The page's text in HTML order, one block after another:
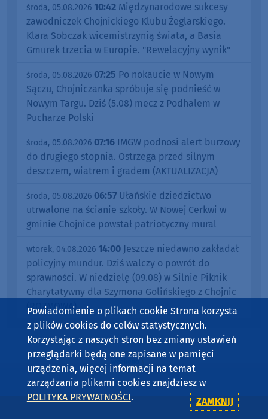
środa, 05.08.2026 10:42 Międzynarodowe sukcesy
zawodniczek Chojnickiego Klubu Żeglarskiego.
Klara Sobczak wicemistrzynią świata, a Basia
Gmurek trzecia w Europie. "Rewelacyjny wynik"
środa, 05.08.2026 07:25 Po nokaucie w Nowym
Sączu, Chojniczanka spróbuje się podnieść w
Nowym Targu. Dziś (5.08) mecz z Podhalem w
Pucharze Polski
środa, 05.08.2026 07:16 IMGW podnosi alert burzowy
do drugiego stopnia. Ostrzega przed silnym
deszczem, wiatrem i gradem (AKTUALIZACJA)
środa, 05.08.2026 06:57 Ułańskie dziedzictwo
utrwalone na ścianie szkoły. W Nowej Cerkwi w
gminie Chojnice powstał patriotyczny mural
wtorek, 04.08.2026 14:00 Jeszcze niedawno zakładał
policyjny mundur. Dziś walczy o powrót do
sprawności. W niedzielę (09.08) w Silnie Piknik
Charytatywny dla Szymona Golińskiego z Chojnic
(ROZMOWA)
WIADOMOŚCI
Powiadomienie o plikach cookie Strona korzysta
z plików cookies do celów statystycznych.
Korzystając z naszych stron bez zmiany ustawień
przeglądarki będą one zapisane w pamięci
urządzenia, więcej informacji na temat
zarządzania plikami cookies znajdziesz w
POLITYKA PRYWATNOŚCI. ZAMKNIJ